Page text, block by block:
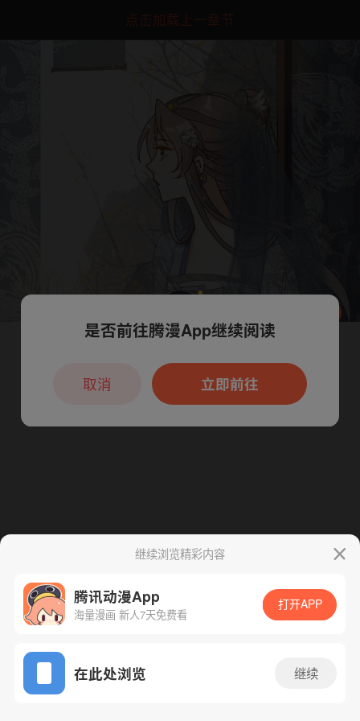
点击加载上一章节
App免费看
腾漫App免费看
继续浏览精彩内容
腾讯动漫App
海量漫画 新人7天免费看
打开APP
在此处浏览 继续
本章节仅支持App阅读，可打开App新用
户7天免费看
是否前往腾漫App继续阅读
立即前往
取消